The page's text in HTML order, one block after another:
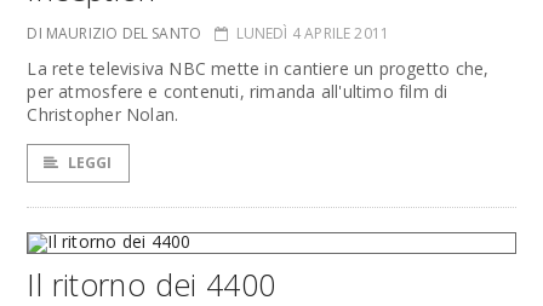
DI MAURIZIO DEL SANTO LUNEDÌ 4 APRILE 2011
La rete televisiva NBC mette in cantiere un progetto che,
per atmosfere e contenuti, rimanda all'ultimo film di
Christopher Nolan.
LEGGI
Il ritorno dei 4400